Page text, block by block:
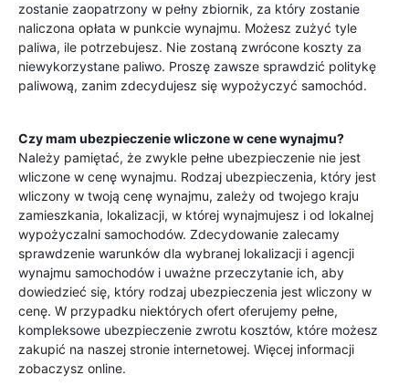
zostanie zaopatrzony w pełny zbiornik, za który zostanie
naliczona opłata w punkcie wynajmu. Możesz zużyć tyle
paliwa, ile potrzebujesz. Nie zostaną zwrócone koszty za
niewykorzystane paliwo. Proszę zawsze sprawdzić politykę
paliwową, zanim zdecydujesz się wypożyczyć samochód.
Czy mam ubezpieczenie wliczone w cene wynajmu?
Należy pamiętać, że zwykle pełne ubezpieczenie nie jest
wliczone w cenę wynajmu. Rodzaj ubezpieczenia, który jest
wliczony w twoją cenę wynajmu, zależy od twojego kraju
zamieszkania, lokalizacji, w której wynajmujesz i od lokalnej
wypożyczalni samochodów. Zdecydowanie zalecamy
sprawdzenie warunków dla wybranej lokalizacji i agencji
wynajmu samochodów i uważne przeczytanie ich, aby
dowiedzieć się, który rodzaj ubezpieczenia jest wliczony w
cenę. W przypadku niektórych ofert oferujemy pełne,
kompleksowe ubezpieczenie zwrotu kosztów, które możesz
zakupić na naszej stronie internetowej. Więcej informacji
zobaczysz online.